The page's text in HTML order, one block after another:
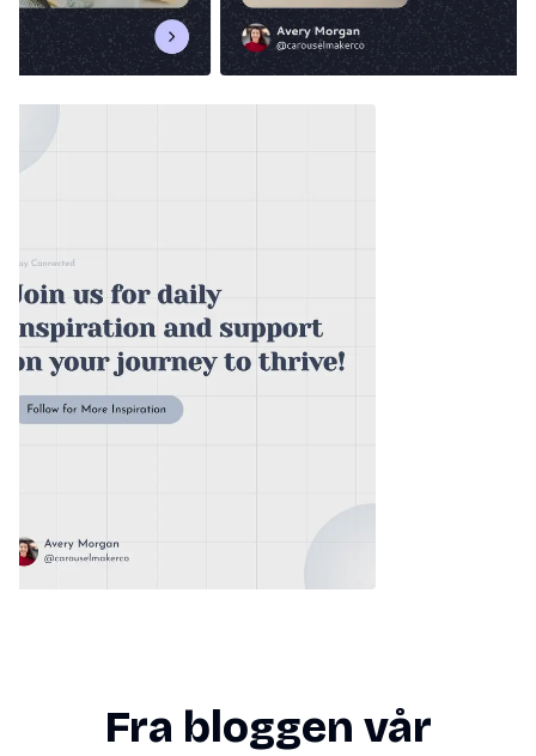
Fra bloggen vår